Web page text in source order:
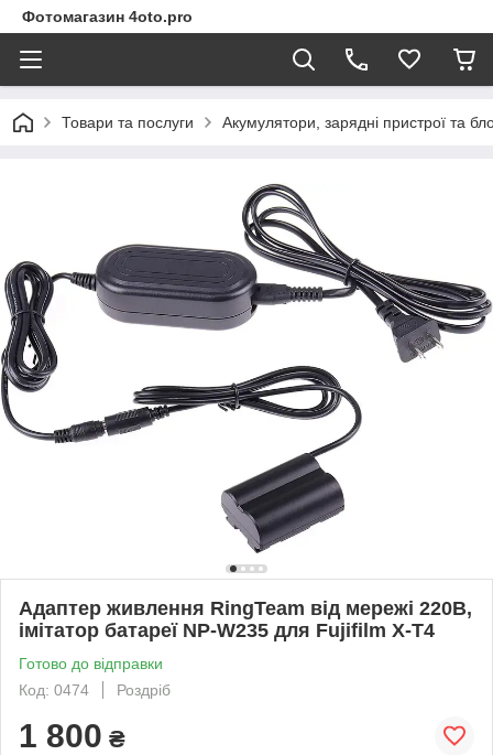
Фотомагазин 4oto.pro
Товари та послуги Акумулятори, зарядні пристрої та
Адаптер живлення RingTeam від мережі 220В,
імітатор батареї NP-W235 для Fujifilm X-T4
Готово до відправки
Код: 0474
Роздріб
1 800 ₴